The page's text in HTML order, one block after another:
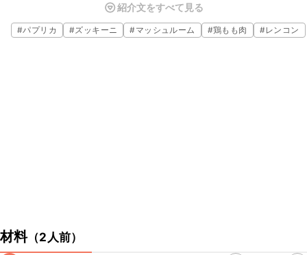
ニーマスタードのご紹介です。マッシュルームたっぷりでほんのりは
ちみつが香る一品です、ぜひご家庭でも作ってみてくださいね。
紹介文をすべて見る
#パプリカ #ズッキーニ #マッシュルーム #鶏もも肉 #レンコン
材料（2人前）